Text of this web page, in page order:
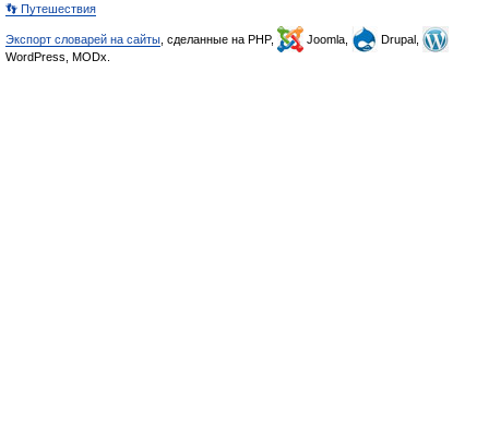
👣 Путешествия
Экспорт словарей на сайты , сделанные на PHP, Joomla,
Drupal,
WordPress, MODx.